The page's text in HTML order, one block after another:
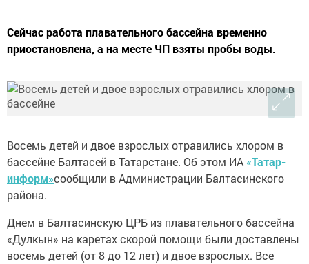
Сейчас работа плавательного бассейна временно
приостановлена, а на месте ЧП взяты пробы воды.
Восемь детей и двое взрослых отравились хлором в
бассейне Балтасей в Татарстане. Об этом ИА «Татар-
информ»сообщили в Администрации Балтасинского
района.
Днем в Балтасинскую ЦРБ из плавательного бассейна
«Дулкын» на каретах скорой помощи были доставлены
восемь детей (от 8 до 12 лет) и двое взрослых. Все